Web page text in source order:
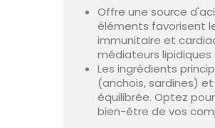
Offre une source
éléments favorisent
immunitaire et
médiateurs
Les ingrédients
(anchois, sardines)
équilibrée. Optez
bien-être de vos